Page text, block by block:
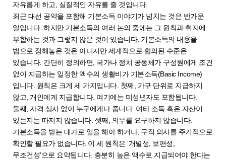
자유롭게 하고, 실질적인 자유를 줄 것입니다.
최근 대선 공약을 포함해 기본소득 이야기가 넘치는 것은 반가운
일입니다. 하지만 기본소득의 여러 논의 중에는 그 원칙과 취지에
부합하는 것과 그렇지 않은 것이 있습니다. 기본소득의 내용을
법으로 정해놓은 것은 아니지만 세계적으로 합의된 수준은
있습니다. 간단히 정의하면, 국가나 정치 공동체가 구성원에게 조건
없이 지급하는 일정한 액수의 생활비가 기본소득(Basic Income)
입니다. 원칙은 크게 세 가지입니다. 첫째, 가구 단위로 지급하지
않고, 개인에게 지급합니다. 여기에는 미성년자도 포함됩니다.
둘째, 자격 심사 없이 누구에게나 줍니다. 여타 소득 혹은 자산이
있는지는 따지지 않습니다. 셋째, 의무를 요구하지 않습니다.
기본소득을 받는 대가로 일을 해야 하거나, 구직 의사를 주기적으로
확인할 필요가 없습니다. 이 세 원칙은 ‘개별성, 보편성,
무조건성’으로 요약됩니다. 충분히 높은 액수로 지급되어야 한다는